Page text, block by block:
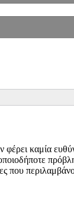
φέρει καμία
που